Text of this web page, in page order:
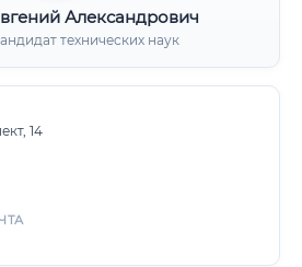
Александрович
технических наук
14